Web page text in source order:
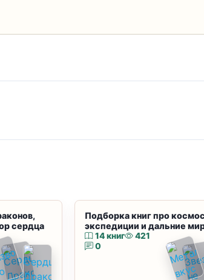
сердца
Подборка книг про
экспедиции и дальние
14 книг
421
0